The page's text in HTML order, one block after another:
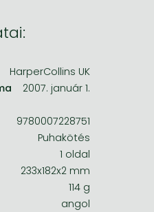
HarperCollins UK
2007. január 1.
9780007228751
Puhakötés
1 oldal
233x182x2 mm
114 g
angol